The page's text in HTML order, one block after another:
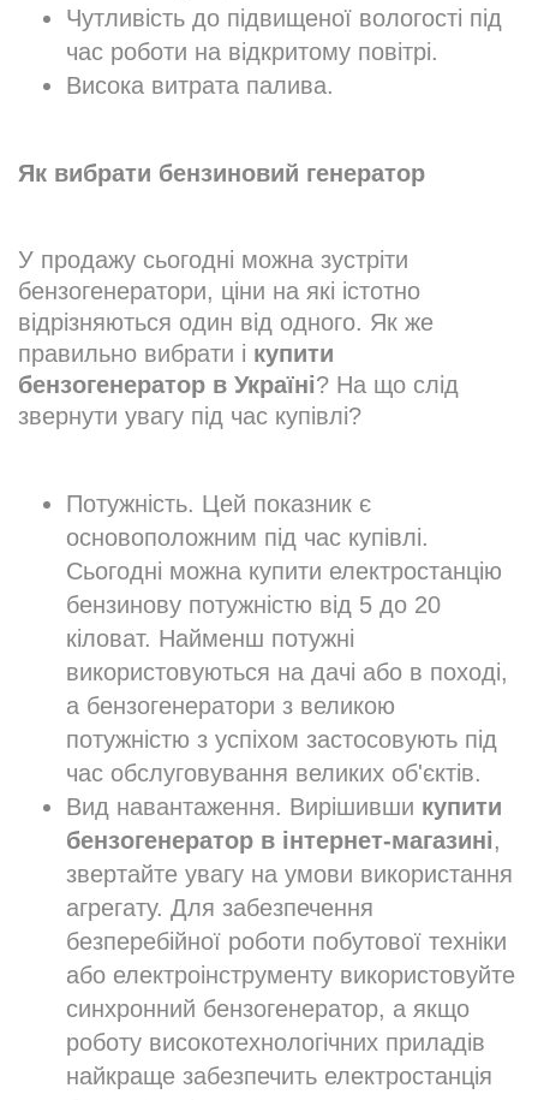
Чутливість до підвищеної вологості під
час роботи на відкритому повітрі.
Висока витрата палива.
Як вибрати бензиновий генератор
У продажу сьогодні можна зустріти
бензогенератори, ціни на які істотно
відрізняються один від одного. Як же
правильно вибрати і купити
бензогенератор в Україні? На що слід
звернути увагу під час купівлі?
Потужність. Цей показник є
основоположним під час купівлі.
Сьогодні можна купити електростанцію
бензинову потужністю від 5 до 20
кіловат. Найменш потужні
використовуються на дачі або в поході,
а бензогенератори з великою
потужністю з успіхом застосовують під
час обслуговування великих об'єктів.
Вид навантаження. Вирішивши купити
бензогенератор в інтернет-магазині,
звертайте увагу на умови використання
агрегату. Для забезпечення
безперебійної роботи побутової техніки
або електроінструменту використовуйте
синхронний бензогенератор, а якщо
роботу високотехнологічних приладів
найкраще забезпечить електростанція